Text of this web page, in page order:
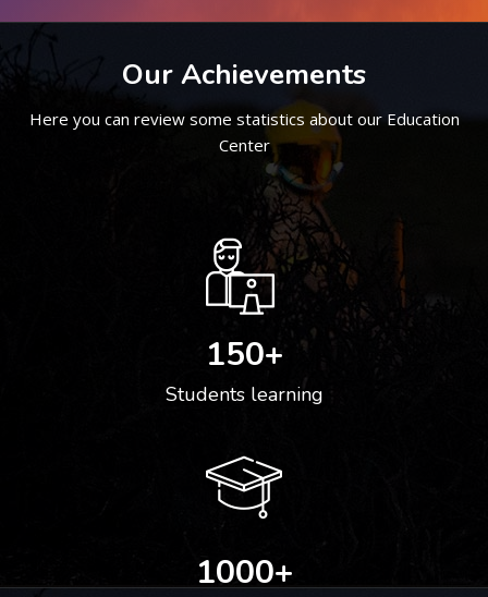
Our Achievements
Here you can review some statistics about our Education
Center
150+
Students learning
1000+